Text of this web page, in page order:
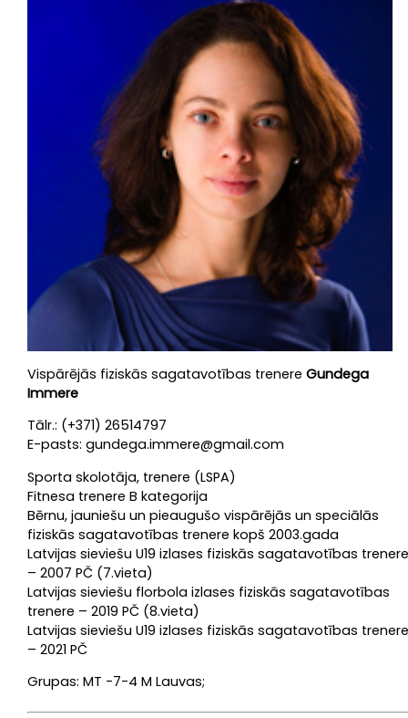
Vispārējās fiziskās sagatavotības trenere Gundega
Immere
Tālr.: (+371) 26514797
E-pasts: gundega.immere@gmail.com
Sporta skolotāja, trenere (LSPA)
Fitnesa trenere B kategorija
Bērnu, jauniešu un pieaugušo vispārējās un speciālās
fiziskās sagatavotības trenere kopš 2003.gada
Latvijas sieviešu U19 izlases fiziskās sagatavotības trenere
– 2007 PČ (7.vieta)
Latvijas sieviešu florbola izlases fiziskās sagatavotības
trenere – 2019 PČ (8.vieta)
Latvijas sieviešu U19 izlases fiziskās sagatavotības trenere
– 2021 PČ
Grupas: MT -7-4 M Lauvas;